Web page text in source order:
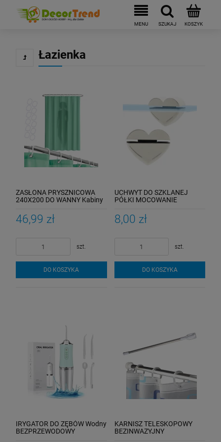
Łazienka
ZASŁONA PRYSZNICOWA
240X200 DO WANNY Kabiny
Zielona
46,99 zł
szt.
DO KOSZYKA
UCHWYT DO SZKLANEJ
PÓŁKI MOCOWANIE
8,00 zł
szt.
DO KOSZYKA
IRYGATOR DO ZĘBÓW Wodny
BEZPRZEWODOWY
KARNISZ TELESKOPOWY
BEZINWAZYJNY